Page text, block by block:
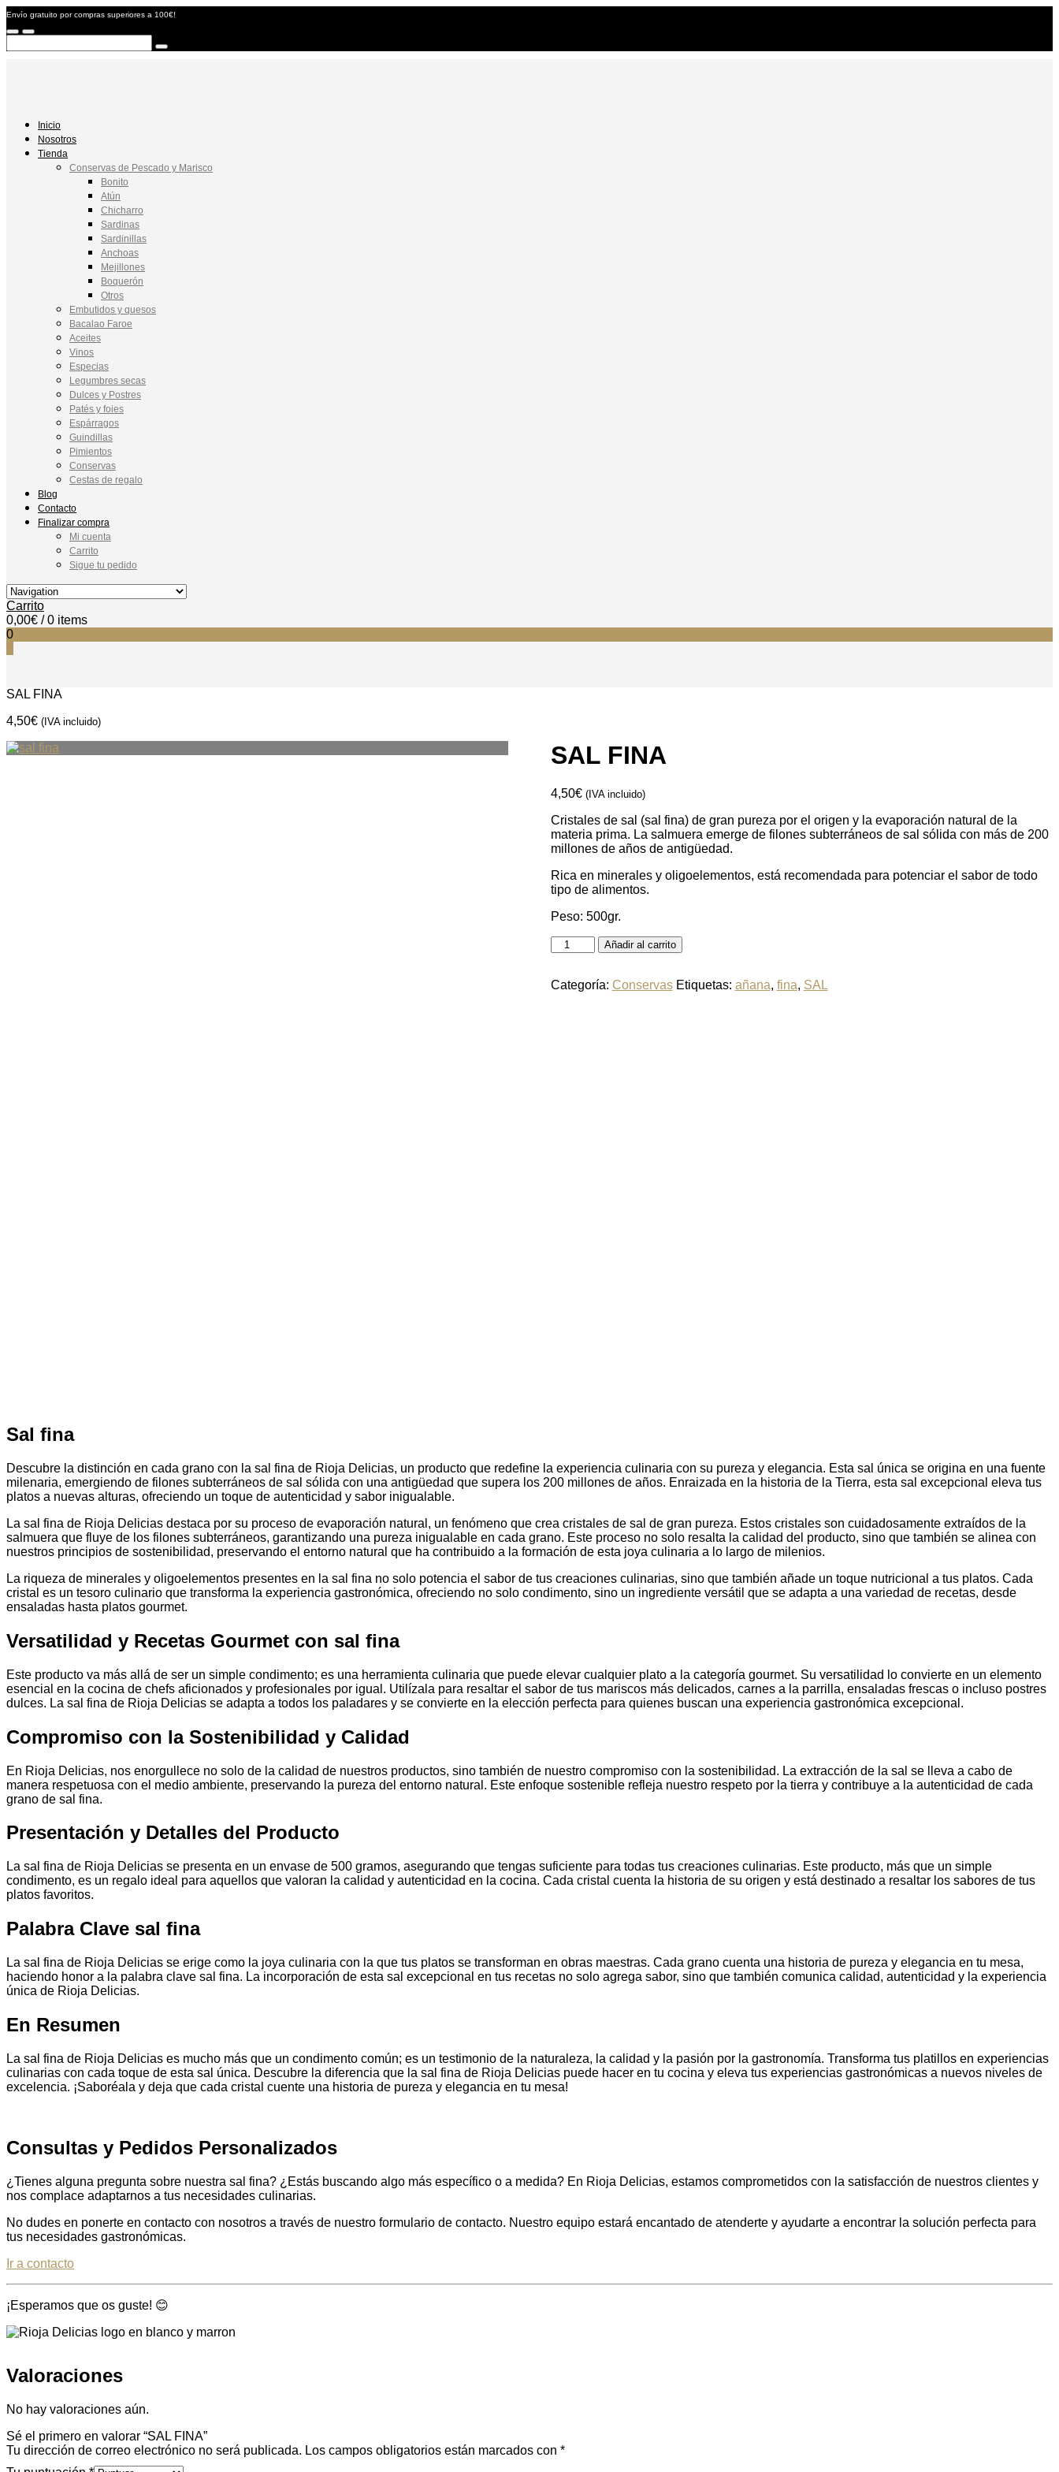
Envío gratuito por compras superiores a 100€!
Inicio
Nosotros
Tienda
Conservas de Pescado y Marisco
Bonito
Atún
Chicharro
Sardinas
Sardinillas
Anchoas
Mejillones
Boquerón
Otros
Embutidos y quesos
Bacalao Faroe
Aceites
Vinos
Especias
Legumbres secas
Dulces y Postres
Patés y foies
Espárragos
Guindillas
Pimientos
Conservas
Cestas de regalo
Blog
Contacto
Finalizar compra
Mi cuenta
Carrito
Sigue tu pedido
Carrito
0,00€ / 0 items
0
SAL FINA
4,50€ (IVA incluido)
SAL FINA
4,50€ (IVA incluido)
Cristales de sal (sal fina) de gran pureza por el origen y la evaporación natural de la
materia prima. La salmuera emerge de filones subterráneos de sal sólida con más de 200
millones de años de antigüedad.
Rica en minerales y oligoelementos, está recomendada para potenciar el sabor de todo
tipo de alimentos.
Peso: 500gr.
Añadir al carrito
Categoría: Conservas Etiquetas: añana, fina, SAL
Sal fina
Descubre la distinción en cada grano con la sal fina de Rioja Delicias, un producto que redefine la experiencia culinaria con su pureza y elegancia. Esta sal única se origina en una fuente
milenaria, emergiendo de filones subterráneos de sal sólida con una antigüedad que supera los 200 millones de años. Enraizada en la historia de la Tierra, esta sal excepcional eleva tus
platos a nuevas alturas, ofreciendo un toque de autenticidad y sabor inigualable.
La sal fina de Rioja Delicias destaca por su proceso de evaporación natural, un fenómeno que crea cristales de sal de gran pureza. Estos cristales son cuidadosamente extraídos de la
salmuera que fluye de los filones subterráneos, garantizando una pureza inigualable en cada grano. Este proceso no solo resalta la calidad del producto, sino que también se alinea con
nuestros principios de sostenibilidad, preservando el entorno natural que ha contribuido a la formación de esta joya culinaria a lo largo de milenios.
La riqueza de minerales y oligoelementos presentes en la sal fina no solo potencia el sabor de tus creaciones culinarias, sino que también añade un toque nutricional a tus platos. Cada
cristal es un tesoro culinario que transforma la experiencia gastronómica, ofreciendo no solo condimento, sino un ingrediente versátil que se adapta a una variedad de recetas, desde
ensaladas hasta platos gourmet.
Versatilidad y Recetas Gourmet con sal fina
Este producto va más allá de ser un simple condimento; es una herramienta culinaria que puede elevar cualquier plato a la categoría gourmet. Su versatilidad lo convierte en un elemento
esencial en la cocina de chefs aficionados y profesionales por igual. Utilízala para resaltar el sabor de tus mariscos más delicados, carnes a la parrilla, ensaladas frescas o incluso postres
dulces. La sal fina de Rioja Delicias se adapta a todos los paladares y se convierte en la elección perfecta para quienes buscan una experiencia gastronómica excepcional.
Compromiso con la Sostenibilidad y Calidad
En Rioja Delicias, nos enorgullece no solo de la calidad de nuestros productos, sino también de nuestro compromiso con la sostenibilidad. La extracción de la sal se lleva a cabo de
manera respetuosa con el medio ambiente, preservando la pureza del entorno natural. Este enfoque sostenible refleja nuestro respeto por la tierra y contribuye a la autenticidad de cada
grano de sal fina.
Presentación y Detalles del Producto
La sal fina de Rioja Delicias se presenta en un envase de 500 gramos, asegurando que tengas suficiente para todas tus creaciones culinarias. Este producto, más que un simple
condimento, es un regalo ideal para aquellos que valoran la calidad y autenticidad en la cocina. Cada cristal cuenta la historia de su origen y está destinado a resaltar los sabores de tus
platos favoritos.
Palabra Clave sal fina
La sal fina de Rioja Delicias se erige como la joya culinaria con la que tus platos se transforman en obras maestras. Cada grano cuenta una historia de pureza y elegancia en tu mesa,
haciendo honor a la palabra clave sal fina. La incorporación de esta sal excepcional en tus recetas no solo agrega sabor, sino que también comunica calidad, autenticidad y la experiencia
única de Rioja Delicias.
En Resumen
La sal fina de Rioja Delicias es mucho más que un condimento común; es un testimonio de la naturaleza, la calidad y la pasión por la gastronomía. Transforma tus platillos en experiencias
culinarias con cada toque de esta sal única. Descubre la diferencia que la sal fina de Rioja Delicias puede hacer en tu cocina y eleva tus experiencias gastronómicas a nuevos niveles de
excelencia. ¡Saboréala y deja que cada cristal cuente una historia de pureza y elegancia en tu mesa!
Consultas y Pedidos Personalizados
¿Tienes alguna pregunta sobre nuestra sal fina? ¿Estás buscando algo más específico o a medida? En Rioja Delicias, estamos comprometidos con la satisfacción de nuestros clientes y
nos complace adaptarnos a tus necesidades culinarias.
No dudes en ponerte en contacto con nosotros a través de nuestro formulario de contacto. Nuestro equipo estará encantado de atenderte y ayudarte a encontrar la solución perfecta para
tus necesidades gastronómicas.
Ir a contacto
¡Esperamos que os guste! 😊
Valoraciones
No hay valoraciones aún.
Sé el primero en valorar “SAL FINA”
Tu dirección de correo electrónico no será publicada. Los campos obligatorios están marcados con *